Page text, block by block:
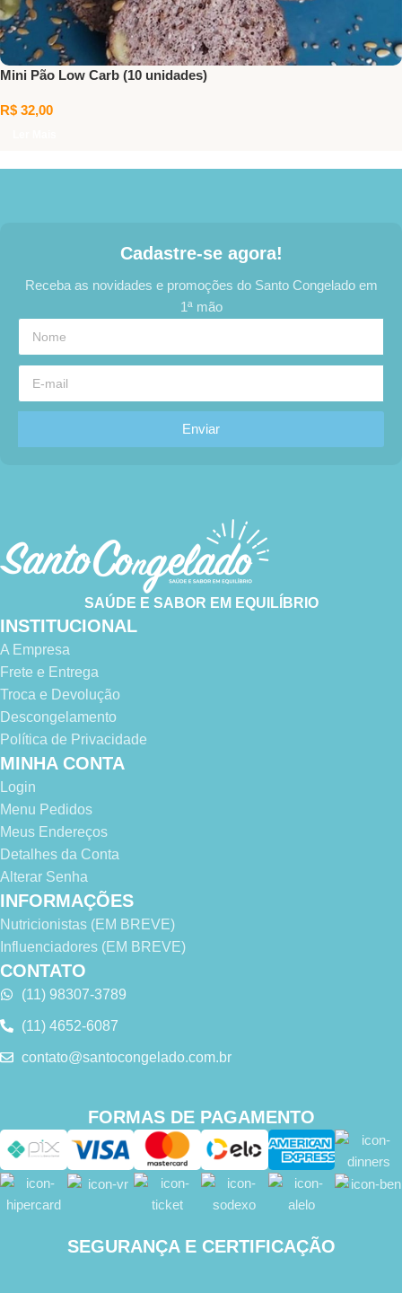
Mini Pão Low Carb (10 unidades)
R$ 32,00
Cadastre-se agora!
Receba as novidades e promoções do Santo Congelado em
1ª mão
Enviar
SAÚDE E SABOR EM EQUILÍBRIO
INSTITUCIONAL
A Empresa
Frete e Entrega
Troca e Devolução
Descongelamento
Política de Privacidade
MINHA CONTA
Login
Menu Pedidos
Meus Endereços
Detalhes da Conta
Alterar Senha
INFORMAÇÕES
Nutricionistas (EM BREVE)
Influenciadores (EM BREVE)
CONTATO
(11) 98307-3789
(11) 4652-6087
contato@santocongelado.com.br
FORMAS DE PAGAMENTO
SEGURANÇA E CERTIFICAÇÃO